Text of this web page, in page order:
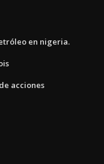
en nigeria.
acciones